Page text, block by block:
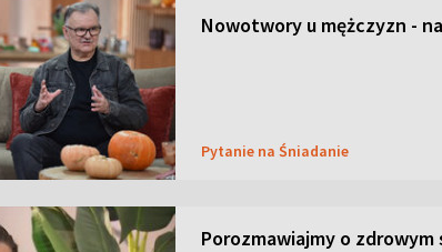
Nowotwory u mężczyzn -
Pytanie na Śniadanie
Porozmawiajmy o zdrowym